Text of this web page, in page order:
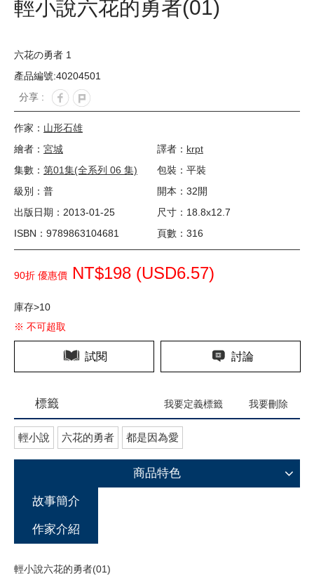
輕小說六花的勇者(01)
六花の勇者 1
產品編號:40204501
分享 :
作家： 山形石雄
繪者： 宮城 譯者： krpt
集數： 第01集(全系列 06 集)
包裝：平裝
級別：普
開本：32開
出版日期：2013-01-25
尺寸：18.8x12.7
ISBN：9789863104681
頁數：316
90折 優惠價 NT$198 (USD6.57)
庫存>10
※ 不可超取
試閱 討論
標籤 我要定義標籤 我要刪除
輕小說 六花的勇者 都是因為愛
商品特色
故事簡介
作家介紹
輕小說六花的勇者(01)